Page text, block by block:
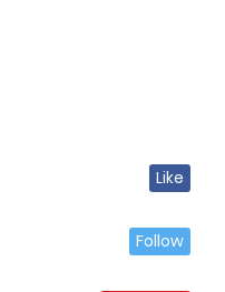
Like
Follow